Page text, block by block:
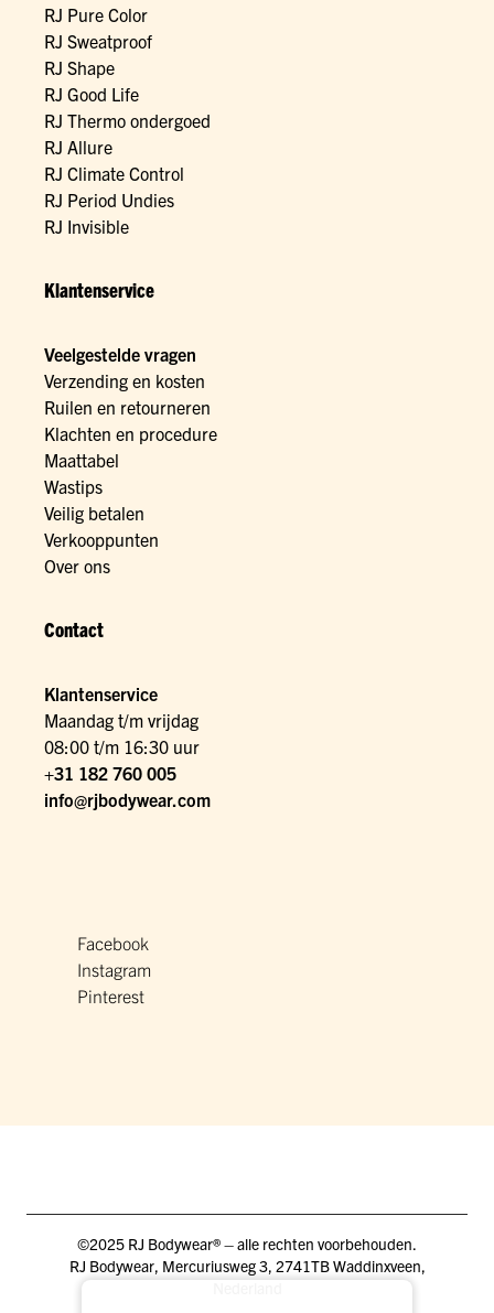
RJ Pure Color
RJ Sweatproof
RJ Shape
RJ Good Life
RJ Thermo ondergoed
RJ Allure
RJ Climate Control
RJ Period Undies
RJ Invisible
Klantenservice
Veelgestelde vragen
Verzending en kosten
Ruilen en retourneren
Klachten en procedure
Maattabel
Wastips
Veilig betalen
Verkooppunten
Over ons
Contact
Klantenservice
Maandag t/m vrijdag
08:00 t/m 16:30 uur
+31 182 760 005
info@rjbodywear.com
Facebook
Instagram
Pinterest
©2025 RJ Bodywear® – alle rechten voorbehouden.
RJ Bodywear, Mercuriusweg 3, 2741TB Waddinxveen,